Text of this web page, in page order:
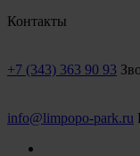
Контакты
+7 (343) 363 90 93
info@limpopo-park.ru